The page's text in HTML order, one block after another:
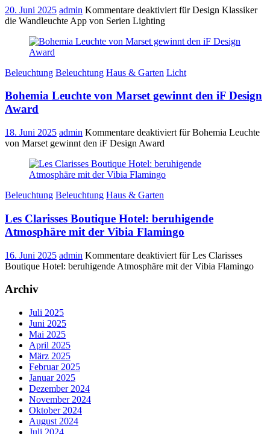
20. Juni 2025 admin Kommentare deaktiviert für Design Klassiker
die Wandleuchte App von Serien Lighting
Beleuchtung Beleuchtung Haus & Garten Licht
Bohemia Leuchte von Marset gewinnt den iF Design
Award
18. Juni 2025 admin Kommentare deaktiviert für Bohemia Leuchte
von Marset gewinnt den iF Design Award
Beleuchtung Beleuchtung Haus & Garten
Les Clarisses Boutique Hotel: beruhigende
Atmosphäre mit der Vibia Flamingo
16. Juni 2025 admin Kommentare deaktiviert für Les Clarisses
Boutique Hotel: beruhigende Atmosphäre mit der Vibia Flamingo
Archiv
Juli 2025
Juni 2025
Mai 2025
April 2025
März 2025
Februar 2025
Januar 2025
Dezember 2024
November 2024
Oktober 2024
August 2024
Juli 2024